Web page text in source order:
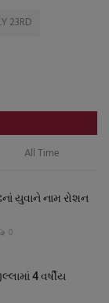
23RD
All Time
યુવાને નામ રોશન
0
4 વર્ષીય